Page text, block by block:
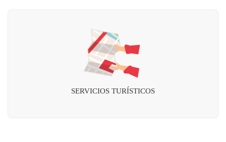
SERVICIOS TURÍSTICOS